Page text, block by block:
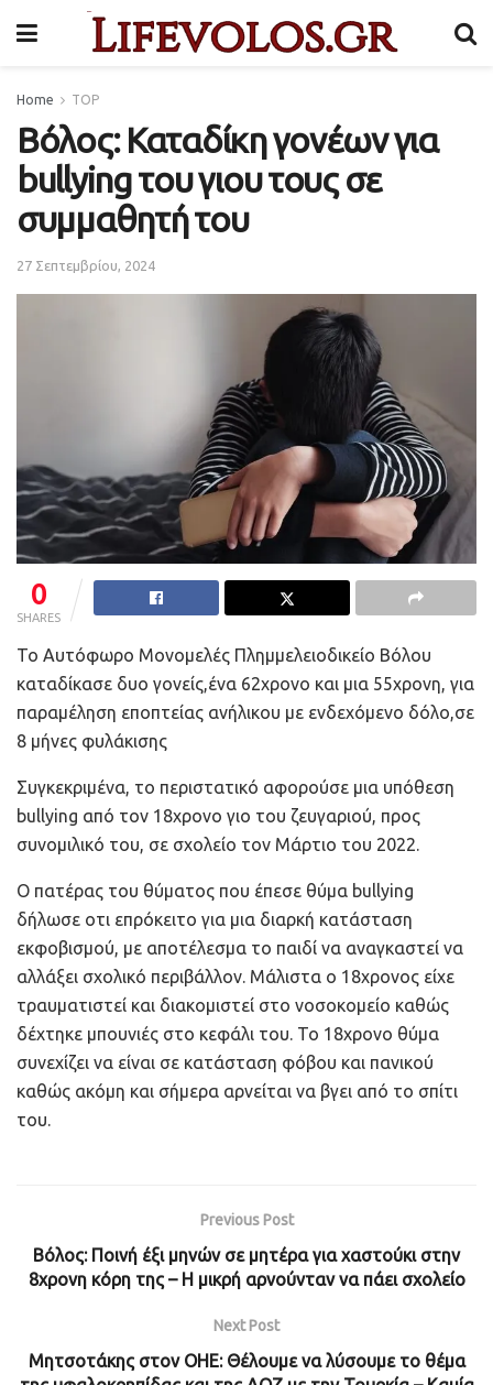
Home TOP
Βόλος: Καταδίκη γονέων για
bullying του γιου τους σε
συμμαθητή του
27 Σεπτεμβρίου, 2024
0
SHARES
Το Αυτόφωρο Μονομελές Πλημμελειοδικείο Βόλου
καταδίκασε δυο γονείς,ένα 62χρονο και μια 55χρονη, για
παραμέληση εποπτείας ανήλικου με ενδεχόμενο δόλο,σε
8 μήνες φυλάκισης
Συγκεκριμένα, το περιστατικό αφορούσε μια υπόθεση
bullying από τον 18χρονο γιο του ζευγαριού, προς
συνομιλικό του, σε σχολείο τον Μάρτιο του 2022.
Ο πατέρας του θύματος που έπεσε θύμα bullying
δήλωσε οτι επρόκειτο για μια διαρκή κατάσταση
εκφοβισμού, με αποτέλεσμα το παιδί να αναγκαστεί να
αλλάξει σχολικό περιβάλλον. Μάλιστα ο 18χρονος είχε
τραυματιστεί και διακομιστεί στο νοσοκομείο καθώς
δέχτηκε μπουνιές στο κεφάλι του. Το 18χρονο θύμα
συνεχίζει να είναι σε κατάσταση φόβου και πανικού
καθώς ακόμη και σήμερα αρνείται να βγει από το σπίτι
του.
Previous Post
Βόλος: Ποινή έξι μηνών σε μητέρα για χαστούκι στην
8χρονη κόρη της – Η μικρή αρνούνταν να πάει σχολείο
Next Post
Μητσοτάκης στον ΟΗΕ: Θέλουμε να λύσουμε το θέμα